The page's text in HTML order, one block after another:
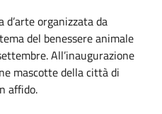
d’arte organizzata da
del benessere animale
All’inaugurazione
mascotte della città di
affido.